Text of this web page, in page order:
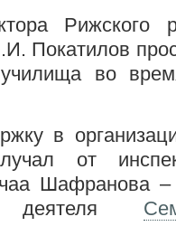
Рижского
Покатилов
во
в
от
Шафранова –
деятеля